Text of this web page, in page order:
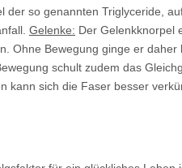
der so genannten Triglyceride,
Gelenke: Der Gelenkknorpel
Ohne Bewegung ginge er daher
schult zudem das
sich die Faser besser